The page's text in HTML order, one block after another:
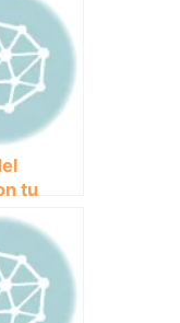
tu
de
las
en